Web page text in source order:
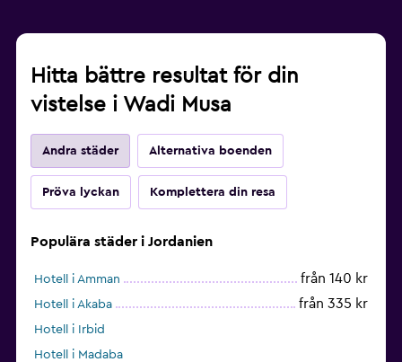
Hitta bättre resultat för din
vistelse i Wadi Musa
Andra städer Alternativa boenden
Pröva lyckan Komplettera din resa
Populära städer i Jordanien
Hotell i Amman från 140 kr
Hotell i Akaba från 335 kr
Hotell i Irbid
Hotell i Madaba